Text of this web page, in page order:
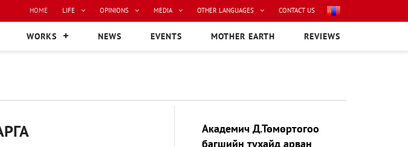
HOME LIFE OPINIONS MEDIA OTHER LANGUAGES CONTACT US
WORKS NEWS EVENTS MOTHER EARTH REVIEWS
Академич Д.Төмөртогоо
багшийн тухайд арван